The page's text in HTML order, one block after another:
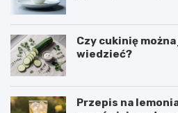
Czy cukinię
wiedzieć?
Przepis na